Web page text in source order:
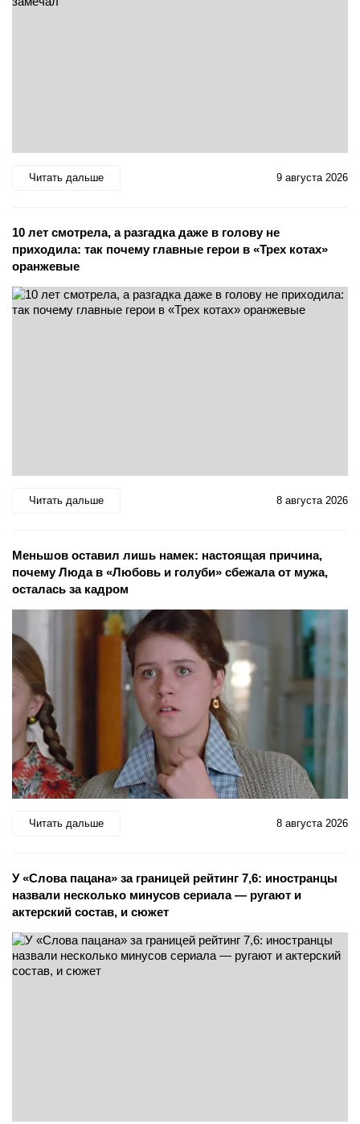
Читать дальше 9 августа 2026
10 лет смотрела, а разгадка даже в голову не
приходила: так почему главные герои в «Трех котах»
оранжевые
Читать дальше 8 августа 2026
Меньшов оставил лишь намек: настоящая причина,
почему Люда в «Любовь и голуби» сбежала от мужа,
осталась за кадром
Читать дальше 8 августа 2026
У «Слова пацана» за границей рейтинг 7,6: иностранцы
назвали несколько минусов сериала — ругают и
актерский состав, и сюжет